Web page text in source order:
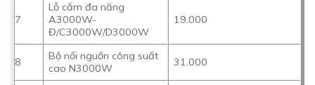
7
Lỗ cắm đa năng
A3000W-
Đ/C3000W/D3000W
19.000
8
Bộ nối nguồn công suất
cao N3000W
31.000